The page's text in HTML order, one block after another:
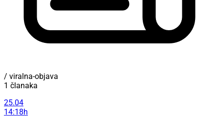
/ viralna-objava
1 članaka
25.04
14:18h